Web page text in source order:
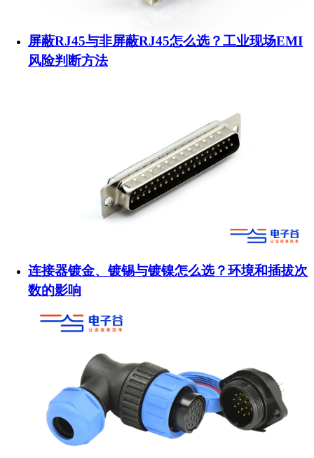
屏蔽RJ45与非屏蔽RJ45怎么选？工业现场EMI
风险判断方法
连接器镀金、镀锡与镀镍怎么选？环境和插拔次
数的影响